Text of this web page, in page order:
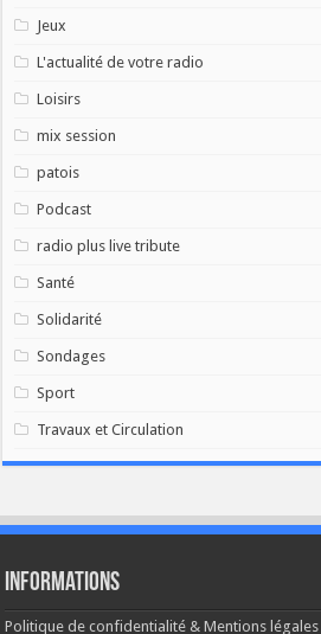
Jeux
L'actualité de votre radio
Loisirs
mix session
patois
Podcast
radio plus live tribute
Santé
Solidarité
Sondages
Sport
Travaux et Circulation
Informations
Politique de confidentialité & Mentions légales